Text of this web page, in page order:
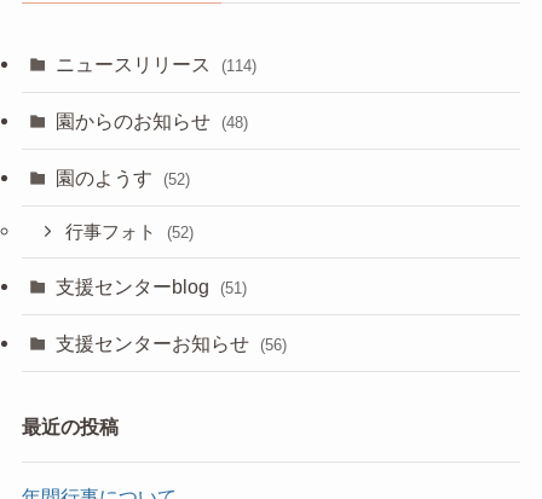
ニュースリリース (114)
園からのお知らせ (48)
園のようす (52)
行事フォト (52)
支援センターblog (51)
支援センターお知らせ (56)
最近の投稿